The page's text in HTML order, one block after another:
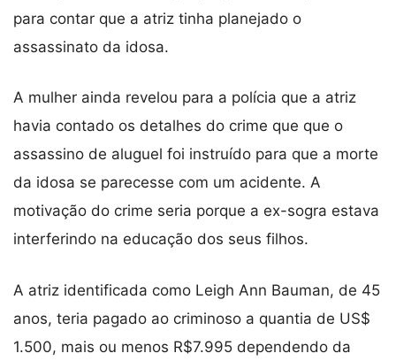
para contar que a atriz tinha planejado o
assassinato da idosa.
A mulher ainda revelou para a polícia que a atriz
havia contado os detalhes do crime que que o
assassino de aluguel foi instruído para que a morte
da idosa se parecesse com um acidente. A
motivação do crime seria porque a ex-sogra estava
interferindo na educação dos seus filhos.
A atriz identificada como Leigh Ann Bauman, de 45
anos, teria pagado ao criminoso a quantia de US$
1.500, mais ou menos R$7.995 dependendo da